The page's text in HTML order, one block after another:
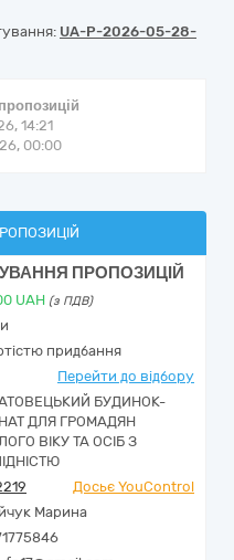
UA-P-2026-05-28-
14:21
00:00
ПРОПОЗИЦІЙ
UAH (з ПДВ)
придбання
Перейти до відбору
БУДИНОК-
ДЛЯ ГРОМАДЯН
ВІКУ ТА ОСІБ З
Досьє YouControl
Марина